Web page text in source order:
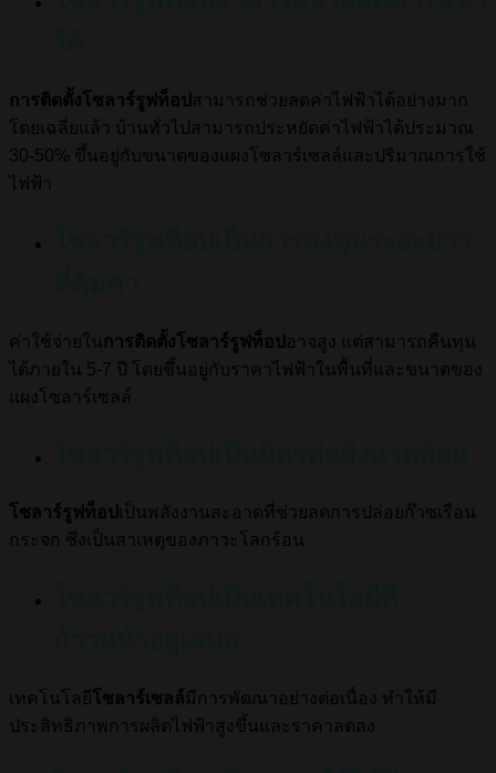
การติดตั้งโซลาร์รูฟท็อป สามารถช่วยลดค่าไฟฟ้าได้อย่างมาก
โดยเฉลี่ยแล้ว บ้านทั่วไปสามารถประหยัดค่าไฟฟ้าได้ประมาณ
30-50% ขึ้นอยู่กับขนาดของแผงโซลาร์เซลล์และปริมาณการใช้
ไฟฟ้า
ค่าใช้จ่ายในการติดตั้งโซลาร์รูฟท็อป อาจสูง แต่สามารถคืนทุน
ได้ภายใน 5-7 ปี โดยขึ้นอยู่กับราคาไฟฟ้าในพื้นที่และขนาดของ
แผงโซลาร์เซลล์
โซลาร์รูฟท็อป
เป็นพลังงานสะอาดที่ช่วยลดการปล่อยก๊าซเรือน
กระจก ซึ่งเป็นสาเหตุของภาวะโลกร้อน
เทคโนโลยีโซลาร์เซลล์มีการพัฒนาอย่างต่อเนื่อง ทำให้มี
ประสิทธิภาพการผลิตไฟฟ้าสูงขึ้นและราคาลดลง